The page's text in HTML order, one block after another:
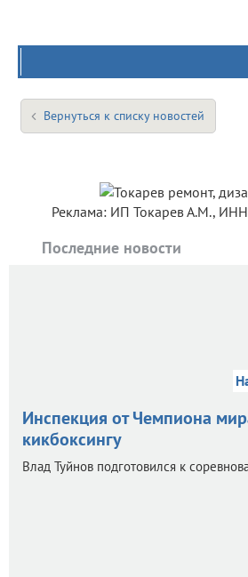
Вернуться к списку новостей
Реклама: ИП Токарев А.М.,
Последние новости
Инспекция от Чемпиона
кикбоксингу
Влад Туйнов подготовился к